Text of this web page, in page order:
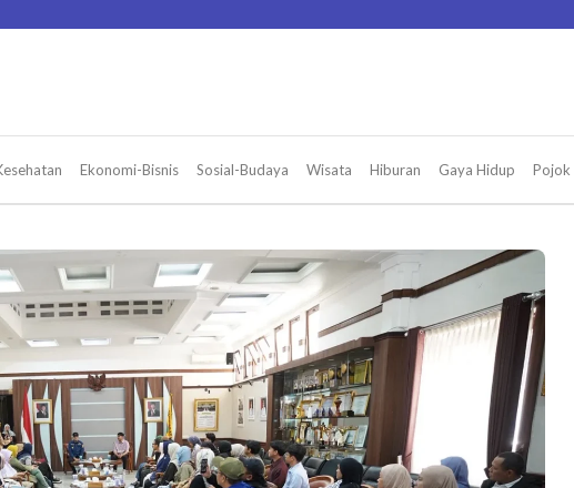
Ekonomi-Bisnis Sosial-Budaya Wisata Hiburan Gaya Hidup Pojok